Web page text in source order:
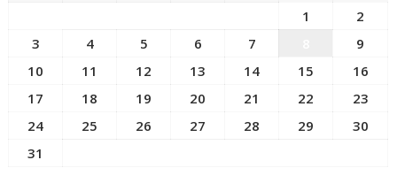
1
2
3
4 5 6 7
9
10
11 12 13 14 15
16
17
18 19 20 21 22
23
24
25 26 27 28 29
30
31